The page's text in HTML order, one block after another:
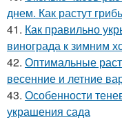
днем. Как растут
41. Как правильно
винограда к зимним
42. Оптимальные
весенние и летние
43. Особенности
украшения сада